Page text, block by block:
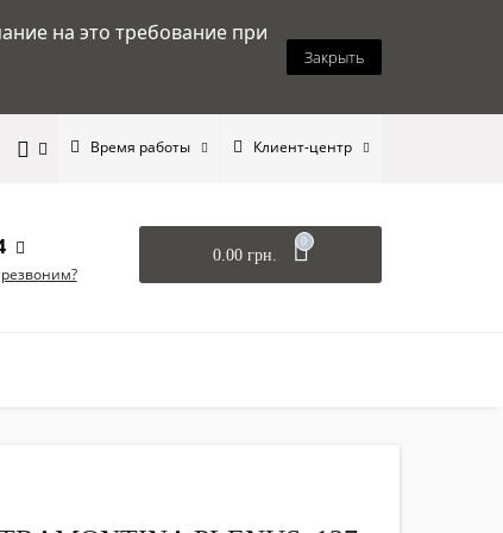
на это требование при
Закрыть
Время работы Клиент-центр
0.00 грн.
0